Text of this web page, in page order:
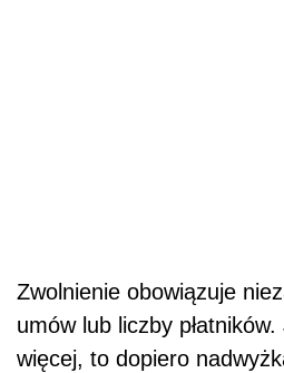
Zwolnienie obowiązuje
umów lub liczby
więcej, to dopiero